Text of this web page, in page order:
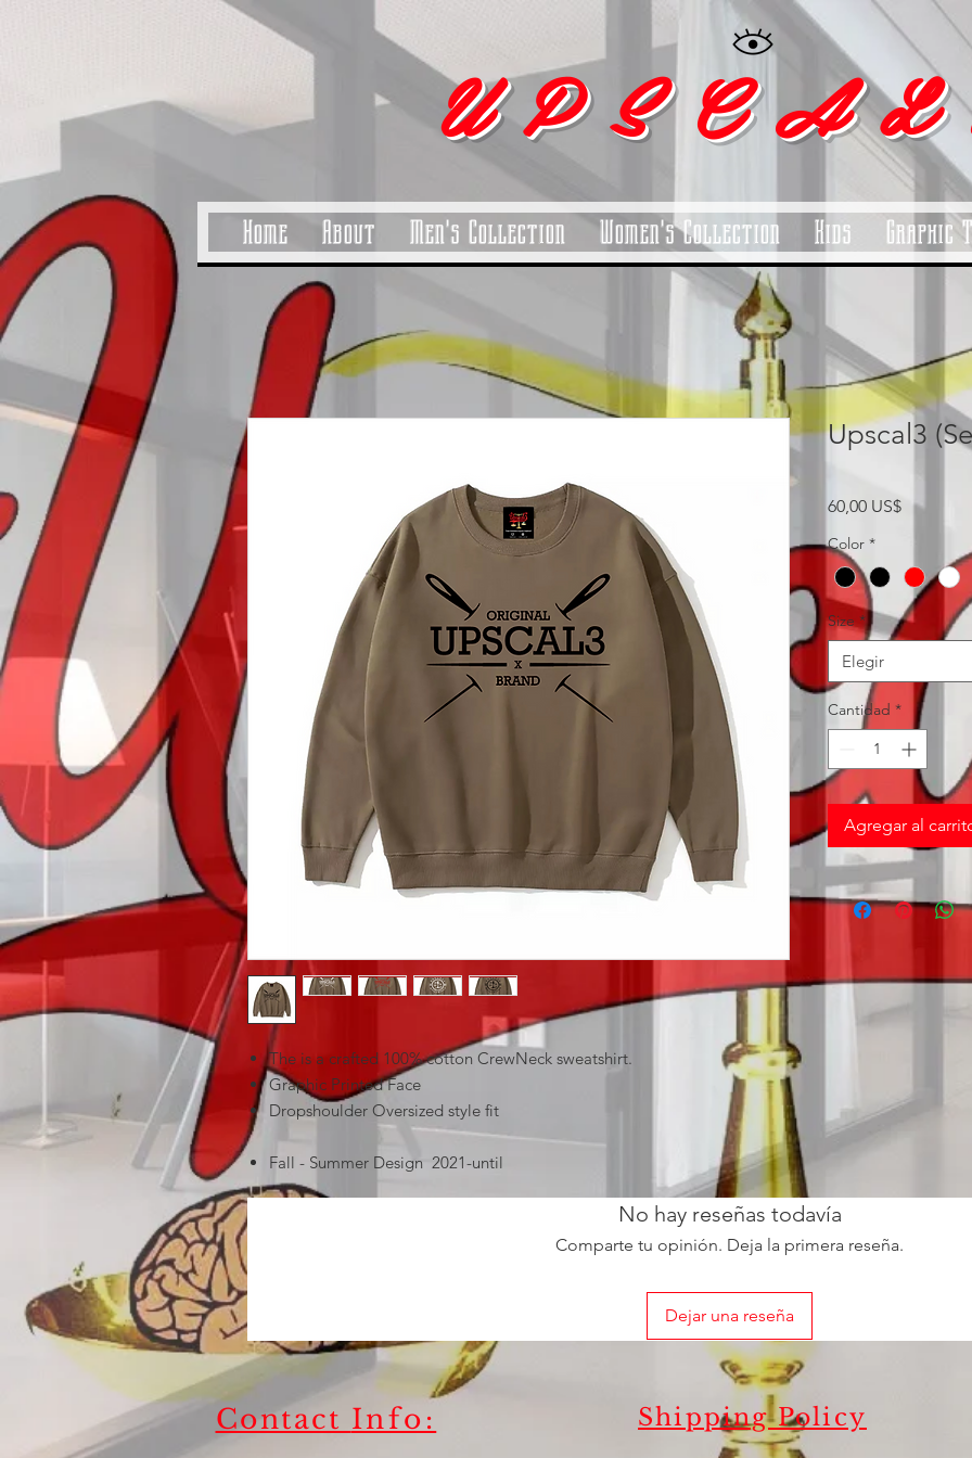
U P S C A L
Home About Men's Collection Women's Collection Kids Graphic
The is a crafted 100% cotton CrewNeck sweatshirt.
Graphic Printed Face
Dropshoulder Oversized style fit
Fall - Summer Design 2021-until
Upscal3
60,00 US$Precio
Color *
Size *
Elegir
Cantidad *
Agregar al
No hay reseñas todavía
Comparte tu opinión. Deja la primera reseña.
Dejar una reseña
Contact Info: Shipping Policy